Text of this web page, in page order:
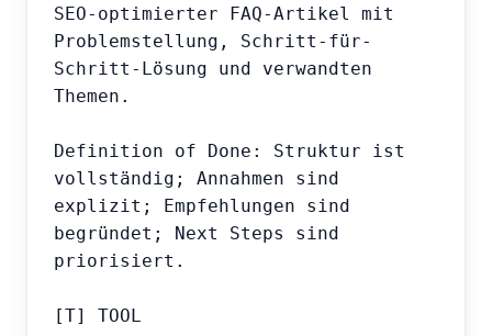
SEO-optimierter FAQ-Artikel mit
Problemstellung, Schritt-für-
Schritt-Lösung und verwandten
Themen.
Definition of Done: Struktur ist
vollständig; Annahmen sind
explizit; Empfehlungen sind
begründet; Next Steps sind
priorisiert.
[T] TOOL